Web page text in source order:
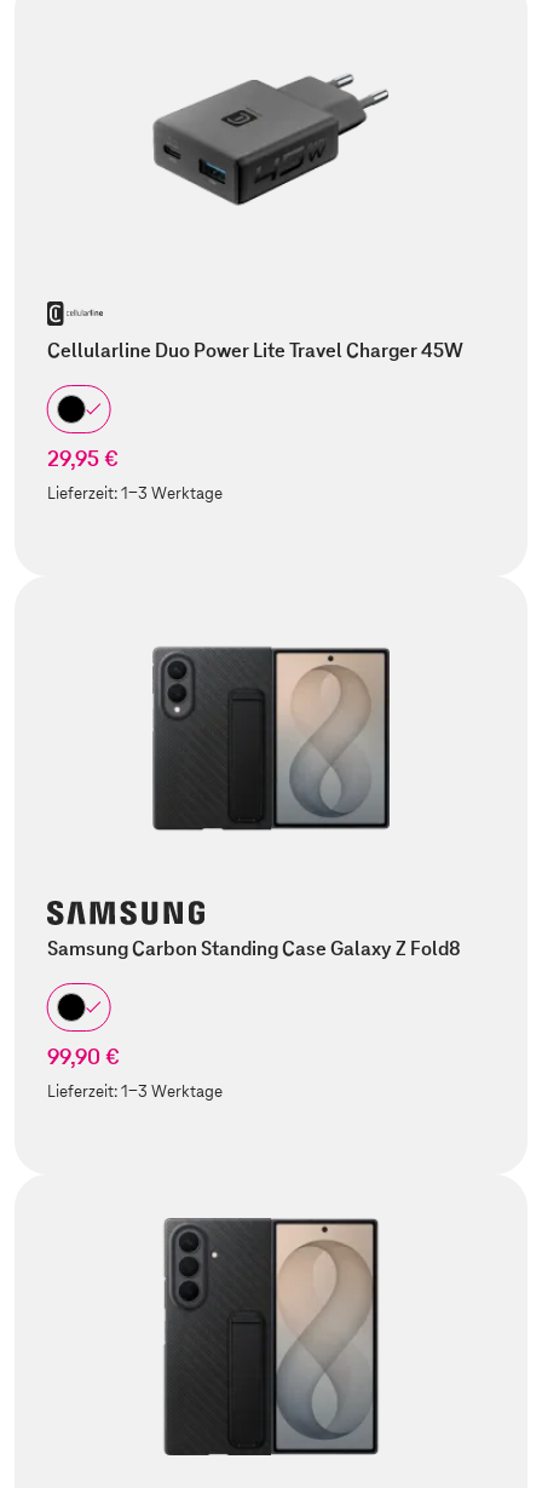
Cellularline Duo Power Lite Travel Charger 45W
29,95 €
Lieferzeit:1-3 Werktage
Samsung Carbon Standing Case Galaxy Z Fold8
99,90 €
Lieferzeit:1-3 Werktage